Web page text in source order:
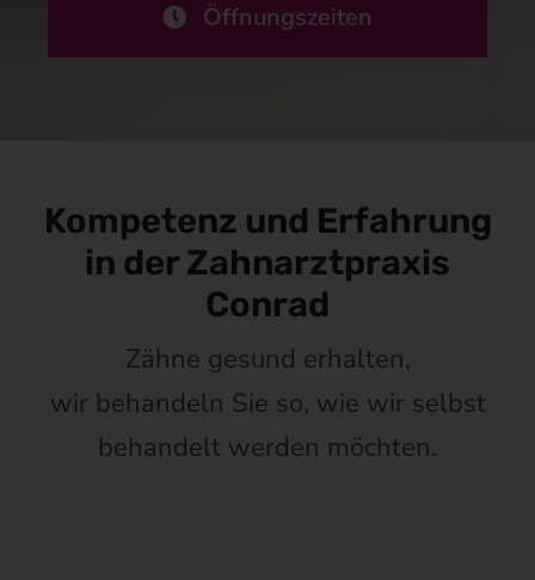
Öffnungszeiten
Kompetenz und Erfahrung
in der Zahnarztpraxis
Conrad
Zähne gesund erhalten,
wir behandeln Sie so, wie wir selbst
behandelt werden möchten.